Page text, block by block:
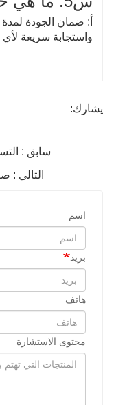
واستجابة سريعة لأي
يشارك:
سابق :
التالي :
اسم
بريد
هاتف
محتوى الاستشارة